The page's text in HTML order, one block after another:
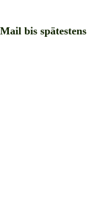
bis spätestens